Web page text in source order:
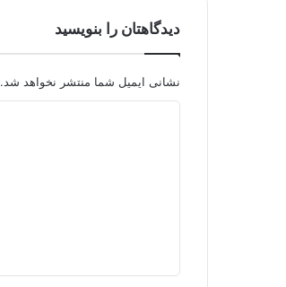
دیدگاهتان را بنویسید
نشانی ایمیل شما منتشر نخواهد شد.
*